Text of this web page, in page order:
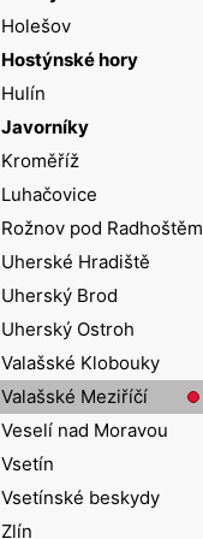
Šluknovský výběžek
Ústí nad Labem
Žatec
Roštín
Holešov
Hostýnské hory
Chvalčov
Rusava
Tesák
Trnava u Zlína
Troják
Hulín
Javorníky
Velké Karlovice
Kroměříž
Luhačovice
Rožnov pod Radhoštěm
Uherské Hradiště
Uherský Brod
Uherský Ostroh
Valašské Klobouky
Valašské Meziříčí
Veselí nad Moravou
Vsetín
Vsetínské beskydy
Zlín